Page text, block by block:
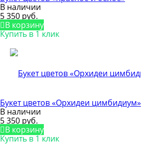
В наличии
5 350 руб.
В корзину
Купить в 1 клик
Букет цветов «Орхидеи цимбидиум»
В наличии
5 350 руб.
В корзину
Купить в 1 клик